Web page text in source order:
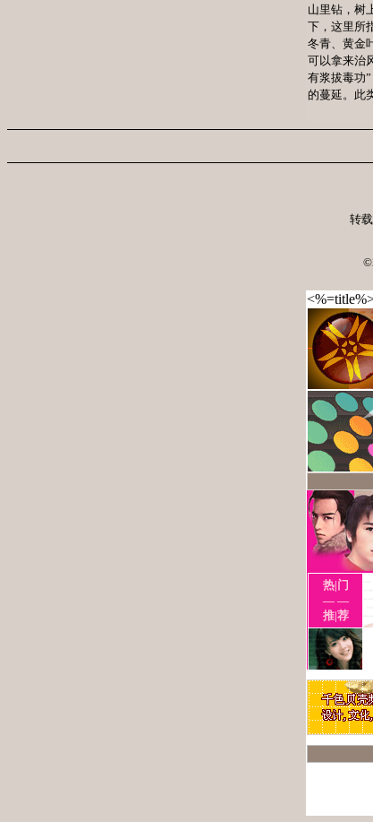
山里钻，树
下，这里所
冬青、黄金
可以拿来治
有浆拔毒功
的蔓延。此
转
©